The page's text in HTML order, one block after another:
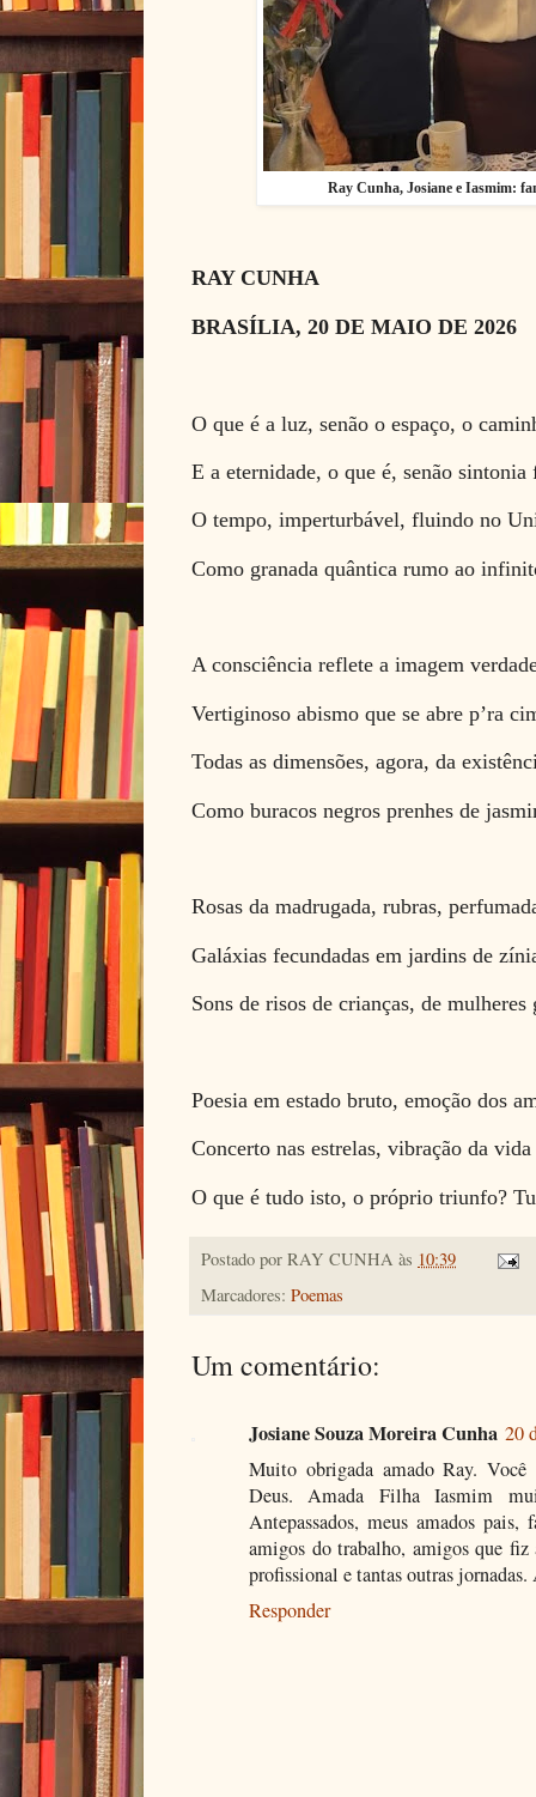
Ray Cunha, Josiane e Iasmim:
RAY CUNHA
BRASÍLIA, 20 DE MAIO DE 2026
O que é a luz, senão o espaço, o
E a eternidade, o que é, senão sintonia
O tempo, imperturbável, fluindo no
Como granada quântica rumo ao
A consciência reflete a imagem
Vertiginoso abismo que se abre p’ra
Todas as dimensões, agora, da
Como buracos negros prenhes de
Rosas da madrugada, rubras,
Galáxias fecundadas em jardins de
Sons de risos de crianças, de mulheres
Poesia em estado bruto, emoção dos
Concerto nas estrelas, vibração da vida
O que é tudo isto, o próprio triunfo?
Postado por RAY CUNHA às 10:39
Marcadores: Poemas
Um comentário:
Josiane Souza Moreira Cunha 20
Muito obrigada amado Ray. Você
Deus. Amada Filha Iasmim
Antepassados, meus amados
amigos do trabalho, amigos que
profissional e tantas outras
Responder